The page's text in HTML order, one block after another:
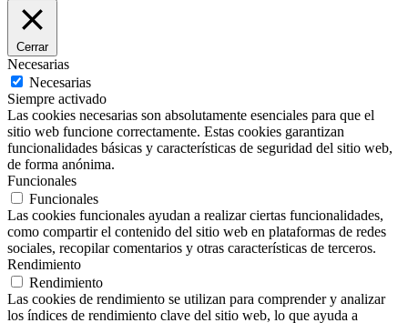
Cerrar
Necesarias
Necesarias
Siempre activado
Las cookies necesarias son absolutamente esenciales para que el
sitio web funcione correctamente. Estas cookies garantizan
funcionalidades básicas y características de seguridad del sitio web,
de forma anónima.
Funcionales
Funcionales
Las cookies funcionales ayudan a realizar ciertas funcionalidades,
como compartir el contenido del sitio web en plataformas de redes
sociales, recopilar comentarios y otras características de terceros.
Rendimiento
Rendimiento
Las cookies de rendimiento se utilizan para comprender y analizar
los índices de rendimiento clave del sitio web, lo que ayuda a